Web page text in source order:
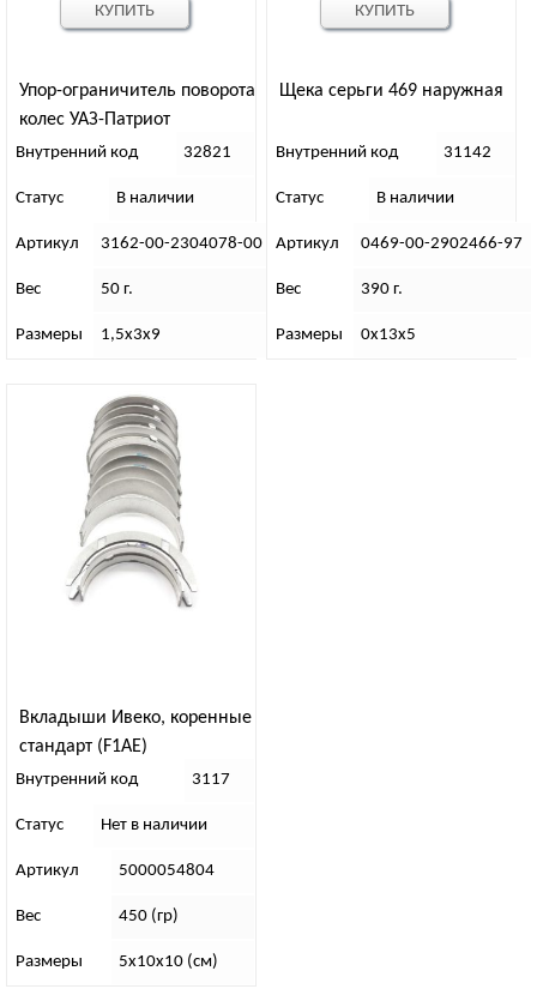
Упор-ограничитель поворота
колес УАЗ-Патриот
Внутренний код 32821
Статус В наличии
Артикул 3162-00-2304078-00
Вес 50 г.
Размеры 1,5х3х9
КУПИТЬ
Щека серьги 469 наружная
Внутренний код 31142
Статус В наличии
Артикул 0469-00-2902466-97
Вес 390 г.
Размеры 0х13х5
КУПИТЬ
Вкладыши Ивеко, коренные
стандарт (F1AE)
Внутренний код 3117
Статус Нет в наличии
Артикул 5000054804
Вес 450 (гр)
Размеры 5х10х10 (см)